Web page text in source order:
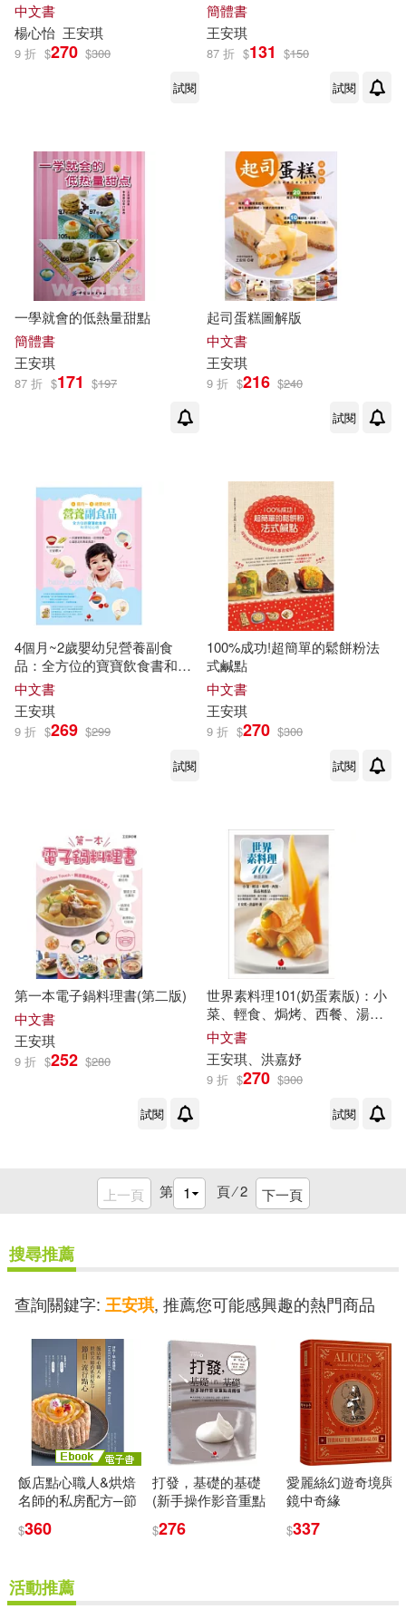
中文書
楊心怡 王安琪
9 折 $270 $300
試閱
簡體書
王安琪
87 折 $131 $150
試閱
一學就會的低熱量甜點
簡體書
王安琪
87 折 $171 $197
起司蛋糕圖解版
中文書
王安琪
9 折 $216 $240
試閱
4個月~2歲嬰幼兒營養副食
品：全方位的寶寶飲食書和育
兒心得(超值育兒版)
中文書
王安琪
9 折 $269 $299
試閱
100%成功!超簡單的鬆餅粉法
式鹹點
中文書
王安琪
9 折 $270 $300
試閱
第一本電子鍋料理書(第二版)
中文書
王安琪
9 折 $252 $280
試閱
世界素料理101(奶蛋素版)：小
菜、輕食、焗烤、西餐、湯品
和甜點
中文書
王安琪 、洪嘉妤
9 折 $270 $300
試閱
上一頁 第 頁 ⁄2 下一頁
搜尋推薦
查詢關鍵字: 王安琪, 推薦您可能感興趣的熱門商品
飯店點心職人&烘焙
名師的私房配方─節
書)
$360
打發，基礎的基礎
(新手操作影音重點
焙的第一堂課：鮮
$276
愛麗絲幻遊奇境與
鏡中奇緣
$337
活動推薦